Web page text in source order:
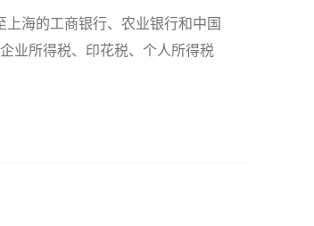
海的工商银行、农业银行和中国
业所得税、印花税、个人所得税